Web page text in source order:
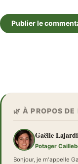
Publier le
🌿 À PROPOS
Gaëlle
Potager
Bonjour, je m'appelle